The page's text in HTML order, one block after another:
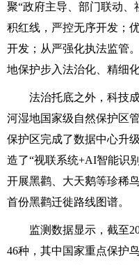
聚“政府主导、部门联动
积红线，严控无序开发；
开发；从严强化执法监管
地保护步入法治化、精细
法治托底之外，科技成
河湿地国家级自然保护区
保护区完成了数据中心升
造了“视联系统+AI智能识
开展黑鹳、大天鹅等珍稀
首份黑鹳迁徙路线图谱。
监测数据显示，截至
46种，其中国家重点保护